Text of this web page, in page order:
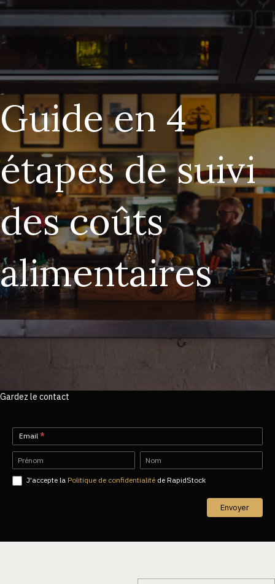
Guide en 4
étapes de suivi
des coûts
alimentaires
Gardez le contact
Newsletter-
FR
Email *
Name Name
J'accepte la Politique de confidentialité de RapidStock
Envoyer